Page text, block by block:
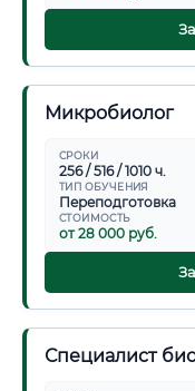
Микробиолог
СРОКИ
256 / 516 / 1010 ч.
ТИП ОБУЧЕНИЯ
Переподготовка
СТОИМОСТЬ
от 28 000 руб.
Специалист